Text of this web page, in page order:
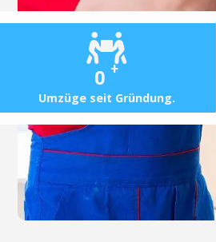
0 +
Umzüge seit Gründung.